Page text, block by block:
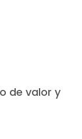
de valor y